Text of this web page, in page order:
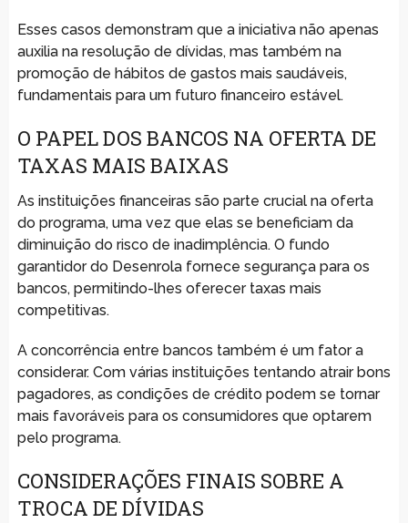
Esses casos demonstram que a iniciativa não apenas
auxilia na resolução de dívidas, mas também na
promoção de hábitos de gastos mais saudáveis,
fundamentais para um futuro financeiro estável.
O PAPEL DOS BANCOS NA OFERTA DE
TAXAS MAIS BAIXAS
As instituições financeiras são parte crucial na oferta
do programa, uma vez que elas se beneficiam da
diminuição do risco de inadimplência. O fundo
garantidor do Desenrola fornece segurança para os
bancos, permitindo-lhes oferecer taxas mais
competitivas.
A concorrência entre bancos também é um fator a
considerar. Com várias instituições tentando atrair bons
pagadores, as condições de crédito podem se tornar
mais favoráveis para os consumidores que optarem
pelo programa.
CONSIDERAÇÕES FINAIS SOBRE A
TROCA DE DÍVIDAS